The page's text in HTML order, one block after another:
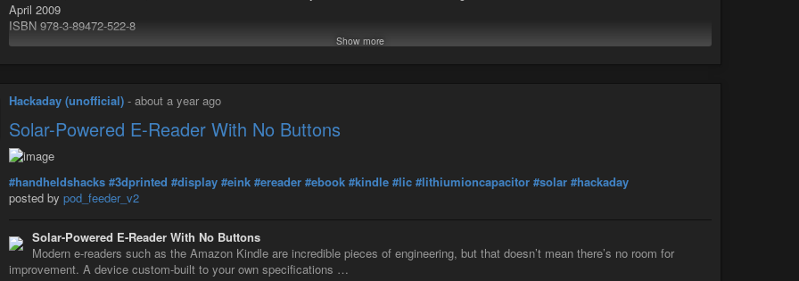
comme une bouteille à la mer traverse l’océan
avant de s’échouer avec et par amour,
transformant du rocailleux
d’ainsi aller et venir, sans fin.
Amicalement,
Greegree »
Greendle cliqua sur « Envoyer » puis engloutit ce qui restait, rangea son ordinateur et repartit comme arrivé.
https://www.cuisine-art-politique-et-compagnie.com/forums/sujet/le-rendez-vous-du-vendredi/
Merci de votre attention,
Bon courage,
April 2009
ISBN 978-3-89472-522-8
https://www.schueren-verlag.de/programm/titel/aller-anfang.html
Show more
Hackaday (unofficial) - about a year ago
Solar-Powered E-Reader With No Buttons
#handheldshacks #3dprinted #display #eink #ereader #ebook #kindle #lic #lithiumioncapacitor #solar #hackaday
posted by pod_feeder_v2
Solar-Powered E-Reader With No Buttons
Modern e-readers such as the Amazon Kindle are incredible pieces of engineering, but that doesn’t mean there’s no room for
improvement. A device custom-built to your own specifications …